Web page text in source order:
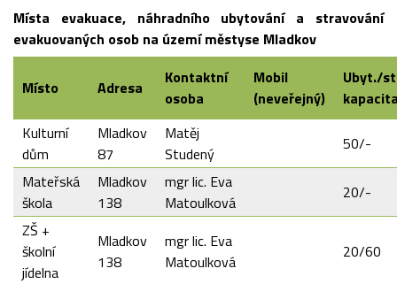
Místa evakuace, náhradního ubytování a stravování
evakuovaných osob na území městyse Mladkov
Místo Adresa
Kontaktní
osoba
Mobil
(neveřejný)
Ubyt./
Kulturní
dům
Mladkov
87
Matěj
Studený
50/-
Mateřská
škola
Mladkov
138
mgr lic. Eva
Matoulková
20/-
ZŠ +
školní
jídelna
Mladkov
138
mgr lic. Eva
Matoulková
20/60